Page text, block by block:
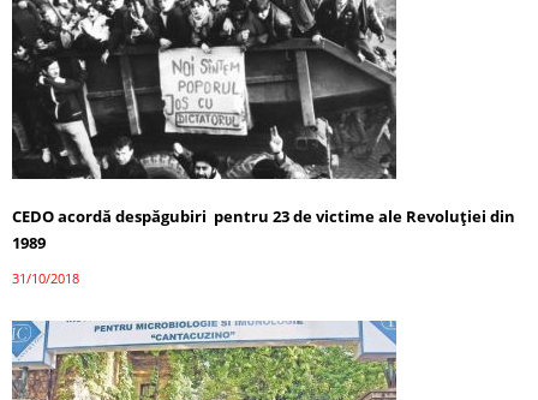
CEDO acordă despăgubiri pentru 23 de victime ale Revoluţiei din
1989
31/10/2018